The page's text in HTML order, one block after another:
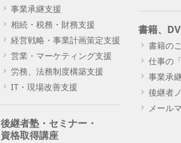
事業承継支援
相続・税務・財務支援
経営戦略・事業計画策定支援
営業・マーケティング支援
労務、法務制度構築支援
IT・現場改善支援
後継者塾・セミナー・
資格取得講座
書籍、
書籍の
仕事の
事業承
後継者
メール